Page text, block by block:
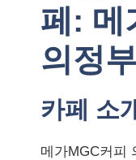
페: 메
의정
카페 소
메가MGC커피